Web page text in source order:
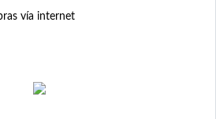
vía internet